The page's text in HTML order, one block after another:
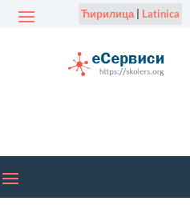
Ћирилица| Latinica